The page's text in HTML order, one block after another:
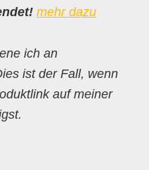
mehr dazu
ich an
ist der Fall, wenn
auf meiner